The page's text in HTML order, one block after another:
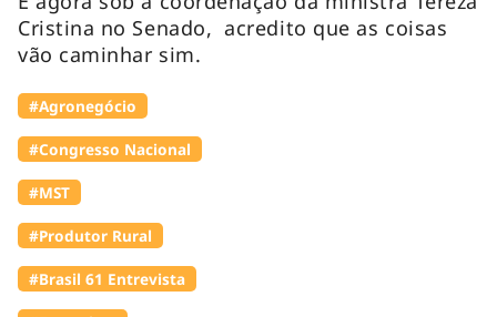
Cristina no Senado, acredito que as coisas
vão caminhar sim.
#Agronegócio
#Congresso Nacional
#MST
#Produtor Rural
#Brasil 61 Entrevista